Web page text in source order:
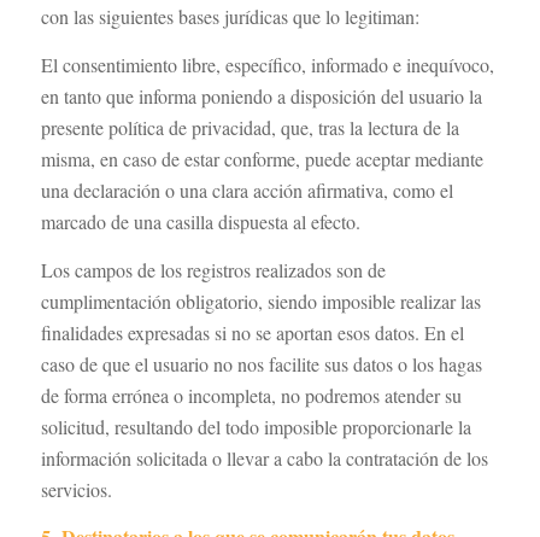
con las siguientes bases jurídicas que lo legitiman:
El consentimiento libre, específico, informado e inequívoco,
en tanto que informa poniendo a disposición del usuario la
presente política de privacidad, que, tras la lectura de la
misma, en caso de estar conforme, puede aceptar mediante
una declaración o una clara acción afirmativa, como el
marcado de una casilla dispuesta al efecto.
Los campos de los registros realizados son de
cumplimentación obligatorio, siendo imposible realizar las
finalidades expresadas si no se aportan esos datos. En el
caso de que el usuario no nos facilite sus datos o los hagas
de forma errónea o incompleta, no podremos atender su
solicitud, resultando del todo imposible proporcionarle la
información solicitada o llevar a cabo la contratación de los
servicios.